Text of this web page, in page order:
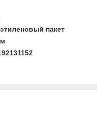
пакет